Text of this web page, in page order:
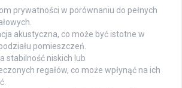
prywatności w porównaniu do pełnych
akustyczna, co może być istotne w
pomieszczeń.
stabilność niskich lub
regałów, co może wpłynąć na ich